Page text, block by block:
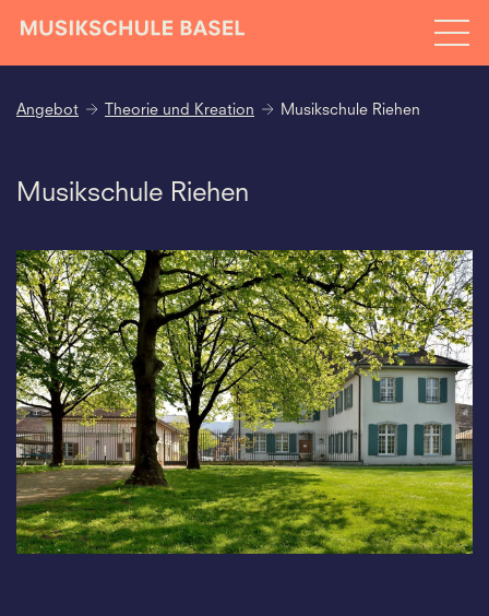
Angebot Theorie und Kreation Musikschule Riehen
Musikschule Riehen